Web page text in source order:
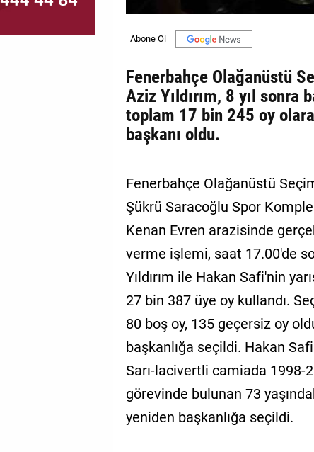
Künye
İletişim
Fenerbahçe Olağanüstü
Aziz Yıldırım, 8 yıl sonra
toplam 17 bin 245 oy
başkanı oldu.
Fenerbahçe Olağanüstü
Şükrü Saracoğlu Spor
Kenan Evren arazisinde
verme işlemi, saat 17.00'de
Yıldırım ile Hakan Safi'nin
27 bin 387 üye oy kullandı.
80 boş oy, 135 geçersiz oy
başkanlığa seçildi. Hakan
Sarı-lacivertli camiada 1998-
görevinde bulunan 73
yeniden başkanlığa seçildi.